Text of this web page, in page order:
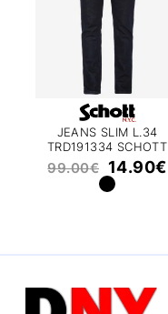
JEANS SLIM L.34
TRD191334 SCHOTT
99.00€ 14.90€